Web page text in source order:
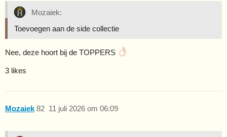
Mozaiek:
Toevoegen aan de side collectie
Nee, deze hoort bij de TOPPERS
3 likes
Mozaiek 11 juli 2026 om 06:09
82